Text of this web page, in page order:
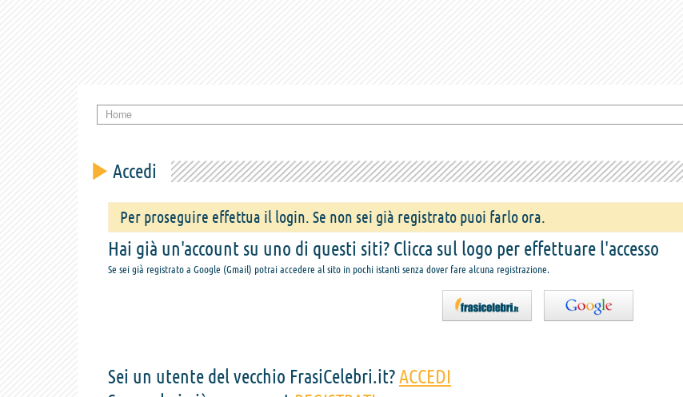
Home
Accedi
Per proseguire effettua il login. Se non sei già registrato puoi farlo ora.
Hai già un'account su uno di questi siti? Clicca sul logo per effettuare l'accesso
Se sei già registrato a Google (Gmail) potrai accedere al sito in pochi istanti senza dover fare alcuna registrazione.
Sei un utente del vecchio FrasiCelebri.it?ACCEDI